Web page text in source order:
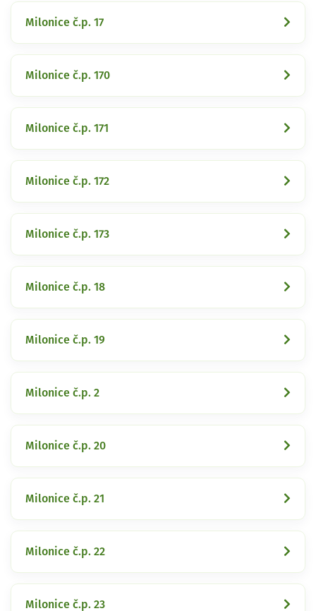
Milonice č.p. 17
Milonice č.p. 170
Milonice č.p. 171
Milonice č.p. 172
Milonice č.p. 173
Milonice č.p. 18
Milonice č.p. 19
Milonice č.p. 2
Milonice č.p. 20
Milonice č.p. 21
Milonice č.p. 22
Milonice č.p. 23